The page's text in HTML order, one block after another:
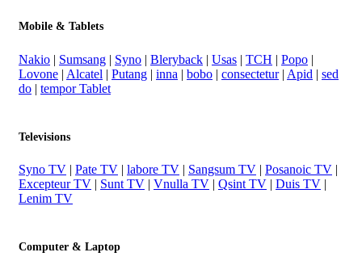
Mobile & Tablets
Nakio | Sumsang | Syno | Bleryback | Usas | TCH | Popo |
Lovone | Alcatel | Putang | inna | bobo | consectetur| Apid | sed
do | tempor Tablet
Televisions
Syno TV | Pate TV | labore TV | Sangsum TV | Posanoic TV |
Excepteur TV | Sunt TV | Vnulla TV | Qsint TV | Duis TV |
Lenim TV
Computer & Laptop